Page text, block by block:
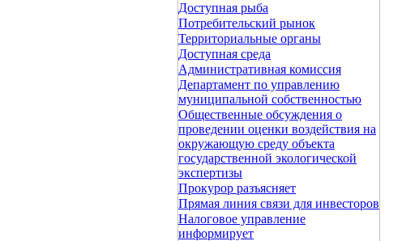
Доступная рыба
Потребительский рынок
Территориальные органы
Доступная среда
Административная комиссия
Департамент по управлению
муниципальной собственностью
Общественные обсуждения о
проведении оценки воздействия на
окружающую среду объекта
государственной экологической
экспертизы
Прокурор разъясняет
Прямая линия связи для инвесторов
Налоговое управление
информирует